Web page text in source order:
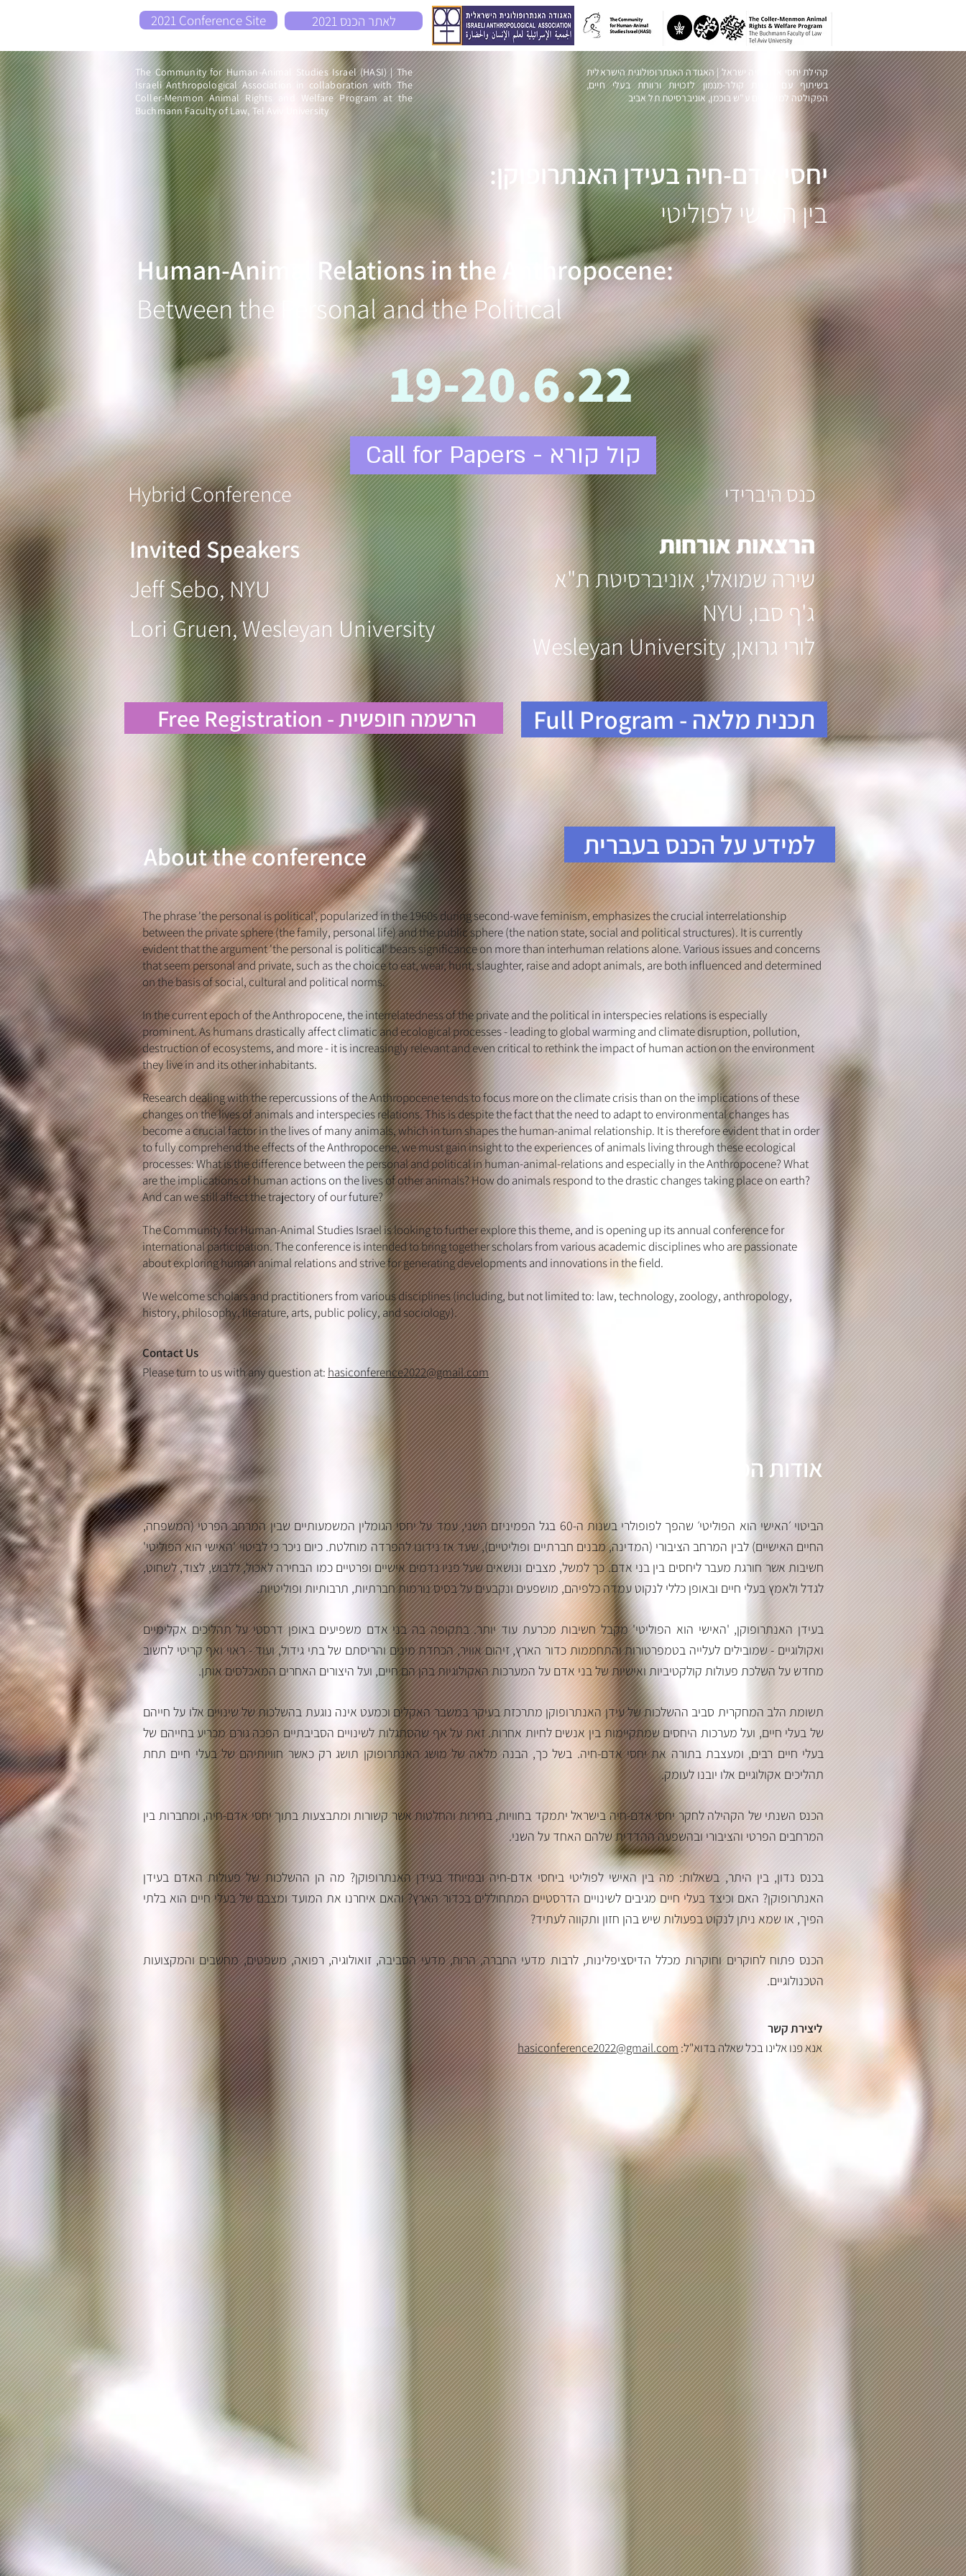
2021 Conference Site לאתר הכנס 2021
The Community for Human-Animal Studies Israel (HASI) | The
Israeli Anthropological Association in collaboration with The
Coller-Menmon Animal Rights and Welfare Program at the
Buchmann Faculty of Law, Tel Aviv University
קהילת יחסי אדם-חיה ישראל | האגודה האנתרופולוגית הישראלית
בשיתוף עם תכנית קולר-מנמון לזכויות ורווחת בעלי חיים,
הפקולטה למשפטים ע"ש בוכמן, אוניברסיטת תל אביב
יחסי אדם-חיה בעידןהאנתרופוקן:
בין האישי לפוליטי
Human-Animal Relations in the Anthropocene:
Between the Personaland the Political
19-20.6.22
Hybrid Conference
Call for Papers - קול קורא
כנס היברידי
Invited Speakers
Jeff Sebo, NYU
Lori Gruen, Wesleyan University
Free Registration - הרשמה חופשית
הרצאות אורחות
שירה שמואלי, אוניברסיטת ת"א
ג'ף סבו, NYU
לורי גרואן, Wesleyan University
Full Program - תכנית מלאה
About the conference למידע על הכנס בעברית
The phrase 'the personal is political', popularized in the 1960s during second-wave feminism, emphasizes the crucial interrelationship
between the private sphere (the family, personal life) and the public sphere (the nation state, social and political structures). It is currently
evident that the argument 'the personal is political' bears significance on more than interhuman relations alone. Various issues and concerns
that seem personal and private, such as the choice to eat, wear, hunt, slaughter, raise and adopt animals, are both influenced and determined
on the basis of social, cultural and political norms.
In the current epoch of the Anthropocene, the interrelatedness of the private and the political in interspecies relations is especially
prominent. As humans drastically affect climatic and ecological processes - leading to global warming and climate disruption, pollution,
destruction of ecosystems, and more - it is increasingly relevant and even critical to rethink the impact of human action on the environment
they live in and its other inhabitants.
Research dealing with the repercussions of the Anthropocene tends to focus more on the climate crisis than on the implications of these
changes on the lives of animals and interspecies relations. This is despite the fact that the need to adapt to environmental changes has
become a crucial factor in the lives of many animals, which in turn shapes the human-animal relationship. It is therefore evident that in order
to fully comprehend the effects of the Anthropocene, we must gain insight to the experiences of animals living through these ecological
processes: What is the difference between the personal and political in human-animal-relations and especially in the Anthropocene? What
are the implications of human actions on the lives of other animals? How do animals respond to the drastic changes taking place on earth?
And can we still affect the trajectory of our future?
The Community for Human-Animal Studies Israel is looking to further explore this theme, and is opening up its annual conference for
international participation. The conference is intended to bring together scholars from various academic disciplines who are passionate
about exploring human animal relations and strive for generating developments and innovations in the field.
We welcome scholars and practitioners from various disciplines (including, but not limited to: law, technology, zoology, anthropology,
history, philosophy, literature, arts, public policy, and sociology).
Contact Us
Please turn to us with any question at: hasiconference2022@gmail.com
אודות הכנס
הביטוי ׳האישי הוא הפוליטי׳ שהפך לפופולרי בשנות ה-60 בגל הפמיניזם השני, עמד על יחסי הגומלין המשמעותיים שבין המרחב הפרטי (המשפחה,
החיים האישיים) לבין המרחב הציבורי (המדינה, מבנים חברתיים ופוליטיים), שעד אז נידונו להפרדה מוחלטת. כיום ניכר כי לביטוי 'האישי הוא הפוליטי'
חשיבות אשר חורגת מעבר ליחסים בין בני אדם. כך למשל, מצבים ונושאים שעל פניו נדמים אישיים ופרטיים כמו הבחירה לאכול, ללבוש, לצוד, לשחוט,
לגדל ולאמץ בעלי חיים ובאופן כללי לנקוט עמדה כלפיהם, מושפעים ונקבעים על בסיס נורמות חברתיות, תרבותיות ופוליטיות.
בעידן האנתרופוקן, 'האישי הוא הפוליטי' מקבל חשיבות מכרעת עוד יותר. בתקופה בה בני אדם משפיעים באופן דרסטי על תהליכים אקלימיים
ואקולוגיים - שמובילים לעלייה בטמפרטורות והתחממות כדור הארץ, זיהום אוויר, הכחדת מינים והריסתם של בתי גידול, ועוד - ראוי ואף קריטי לחשוב
מחדש על השלכת פעולות קולקטיביות ואישיות של בני אדם על המערכות האקולוגיות בהן הם חיים, ועל היצורים האחרים המאכלסים אותן.
תשומת הלב המחקרית סביב ההשלכות של עידן האנתרופוקן מתרכזת בעיקר במשבר האקלים וכמעט אינה נוגעת בהשלכות של שינויים אלו על חייהם
של בעלי חיים, ועל מערכות היחסים שמתקיימות בין אנשים לחיות אחרות. זאת על אף שהסתגלות לשינויים הסביבתיים הפכה גורם מכריע בחייהם של
בעלי חיים רבים, ומעצבת בתורה את יחסי אדם-חיה. בשל כך, הבנה מלאה של מושג האנתרופוקן תושג רק כאשר חוויותיהם של בעלי חיים תחת
תהליכים אקולוגיים אלו יובנו לעומק.
הכנס השנתי של הקהילה לחקר יחסי אדם-חיה בישראל יתמקד בחוויות, בחירות והחלטות אשר קשורות ומתבצעות בתוך יחסי אדם-חיה, ומחברות בין
המרחבים הפרטי והציבורי ובהשפעה ההדדית שלהם האחד על השני.
בכנס נדון, בין היתר, בשאלות: מה בין האישי לפוליטי ביחסי אדם-חיה ובמיוחד בעידן האנתרופוקן? מה הן ההשלכות של פעולות האדם בעידן
האנתרופוקן? האם וכיצד בעלי חיים מגיבים לשינויים הדרסטיים המתחוללים בכדור הארץ? והאם איחרנו את המועד ומצבם של בעלי חיים הוא בלתי
הפיך, או שמא ניתן לנקוט בפעולות שיש בהן חזון ותקווה לעתיד?
הכנס פתוח לחוקרים וחוקרות מכלל הדיסציפלינות, לרבות מדעי החברה, הרוח, מדעי הסביבה, זואולוגיה, רפואה, משפטים, מחשבים והמקצועות
הטכנולוגיים.
ליצירת קשר
אנא פנו אלינו בכל שאלה בדוא"ל: hasiconference2022@gmail.com